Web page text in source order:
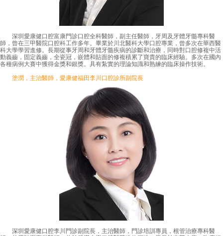
深圳愛康健口腔富康門診口腔全科醫師，副主任醫師，牙周及牙體牙髓專科醫
師，曾在三甲醫院口腔科工作多年。畢業於川北醫科大學口腔專業，曾多次在華西醫
科大學學習進修。長期從事牙周和牙體牙髓疾病的診斷和治療，同時對口腔修複中活
動義齒，固定義齒，全瓷冠，嵌體和貼面的修複積累了寶貴的臨床經驗。多次在國內
各種病例大賽中獲得金獎和銀獎。具有紮實的理論知識和熟練的臨床操作技術。
塗潤，主治醫師，愛康健福田李川口腔診所副院長
深圳愛康健口腔李川門診副院長，主治醫師，門診培訓專員，根管治療專科醫